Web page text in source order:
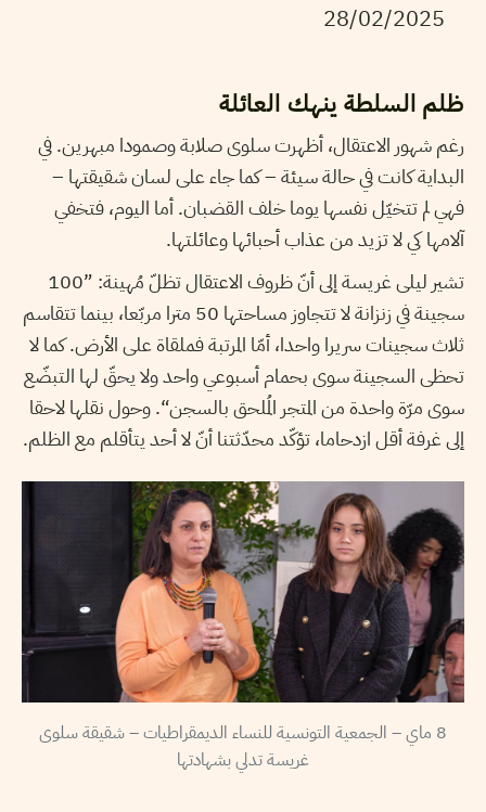
28/02/2025
ظلم السلطة ينهك العائلة
رغم شهور الاعتقال، أظهرت سلوى صلابة وصمودا مبهرين. في
البداية كانت في حالة سيئة – كما جاء على لسان شقيقتها –
فهي لم تتخيّل نفسها يوما خلف القضبان. أما اليوم، فتخفي
آلامها كي لا تزيد من عذاب أحبائها وعائلتها.
تشير ليلى غريسة إلى أنّ ظروف الاعتقال تظلّ مُهينة: ”100
سجينة في زنزانة لا تتجاوز مساحتها 50 مترا مربّعا، بينما تتقاسم
ثلاث سجينات سريرا واحدا، أمّا المرتبة فملقاة على الأرض. كما لا
تحظى السجينة سوى بحمام أسبوعي واحد ولا يحقّ لها التبضّع
سوى مرّة واحدة من المتجر المُلحق بالسجن“. وحول نقلها لاحقا
إلى غرفة أقل ازدحاما، تؤكّد محدّثتنا أنّ لا أحد يتأقلم مع الظلم.
8 ماي – الجمعية التونسية للنساء الديمقراطيات – شقيقة سلوى
غريسة تدلي بشهادتها